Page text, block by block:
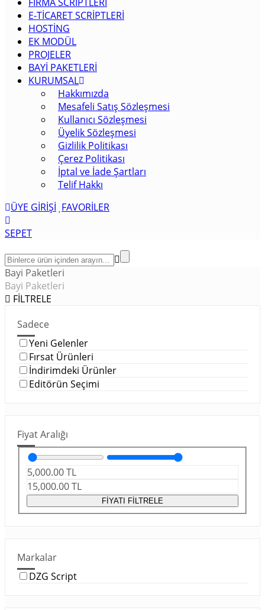
E-TİCARET SCRİPTLERİ
HOSTİNG
EK MODÜL
PROJELER
BAYİ PAKETLERİ
KURUMSAL
Hakkımızda
Mesafeli Satış Sözleşmesi
Kullanıcı Sözleşmesi
Üyelik Sözleşmesi
Gizlilik Politikası
Çerez Politikası
İptal ve İade Şartları
Telif Hakkı
ÜYE GİRİŞİ FAVORİLER
SEPET
Bayi Paketleri
Bayi Paketleri
FİLTRELE
Sadece
Yeni Gelenler
Fırsat Ürünleri
İndirimdeki Ürünler
Editörün Seçimi
Fiyat Aralığı
5,000.00TL
15,000.00TL
FİYATI FİLTRELE
Markalar
DZG Script